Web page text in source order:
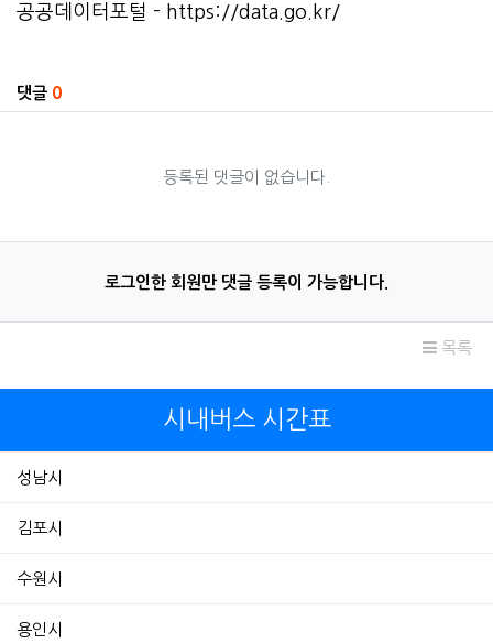
공공데이터포털 - https://data.go.kr/
댓글 0
등록된 댓글이 없습니다.
로그인한 회원만 댓글 등록이 가능합니다.
목록
시내버스 시간표
성남시
김포시
수원시
용인시